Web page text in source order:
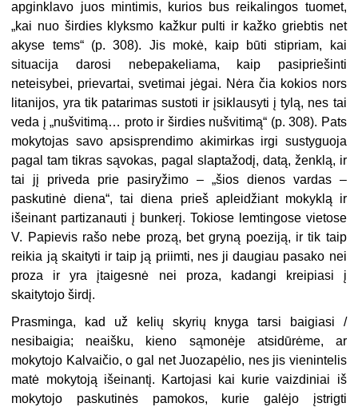
apginklavo juos mintimis, kurios bus reikalingos tuomet,
„kai nuo širdies klyksmo kažkur pulti ir kažko griebtis net
akyse tems“ (p. 308). Jis mokė, kaip būti stipriam, kai
situacija darosi nebepakeliama, kaip pasipriešinti
neteisybei, prievartai, svetimai jėgai. Nėra čia kokios nors
litanijos, yra tik patarimas sustoti ir įsiklausyti į tylą, nes tai
veda į „nušvitimą… proto ir širdies nušvitimą“ (p. 308). Pats
mokytojas savo apsisprendimo akimirkas irgi sustyguoja
pagal tam tikras sąvokas, pagal slaptažodį, datą, ženklą, ir
tai jį priveda prie pasiryžimo – „šios dienos vardas –
paskutinė diena“, tai diena prieš apleidžiant mokyklą ir
išeinant partizanauti į bunkerį. Tokiose lemtingose vietose
V. Papievis rašo nebe prozą, bet gryną poeziją, ir tik taip
reikia ją skaityti ir taip ją priimti, nes ji daugiau pasako nei
proza ir yra įtaigesnė nei proza, kadangi kreipiasi į
skaitytojo širdį.
Prasminga, kad už kelių skyrių knyga tarsi baigiasi /
nesibaigia; neaišku, kieno sąmonėje atsidūrėme, ar
mokytojo Kalvaičio, o gal net Juozapėlio, nes jis vienintelis
matė mokytoją išeinantį. Kartojasi kai kurie vaizdiniai iš
mokytojo paskutinės pamokos, kurie galėjo įstrigti